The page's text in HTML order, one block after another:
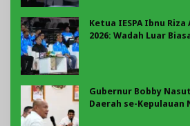
Ketua IESPA Ibnu
2026: Wadah Luar
Gubernur Bobby
Daerah se-Kepulauan